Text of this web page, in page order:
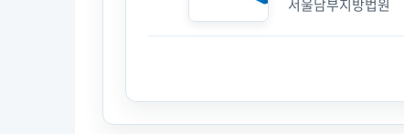
서울남부지방법원